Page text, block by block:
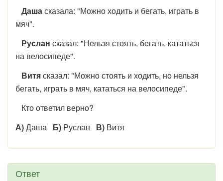
Дашасказала: "Можно ходить и бегать, играть в
мяч".
Руслан сказал: "Нельзя стоять, бегать, кататься
на велосипеде".
Витясказал: "Можно стоять и ходить, но нельзя
бегать, играть в мяч, кататься на велосипеде".
Кто ответил верно?
А)Даша Б) Руслан В) Витя
Ответ